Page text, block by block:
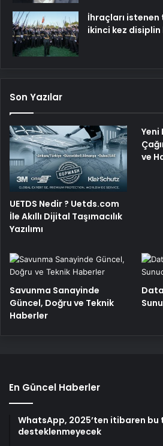
İhraçları istenen
ikinci kez
Son Yazılar
UETDS Nedir ? Uetds.com
İle Akıllı Dijital Taşımacılık
Yazılımı
Yeni
ve
Savunma Sanayinde
Güncel, Doğru ve Teknik
Haberler
En Güncel Haberler
WhatsApp, 2025’ten itibaren
desteklenmeyecek